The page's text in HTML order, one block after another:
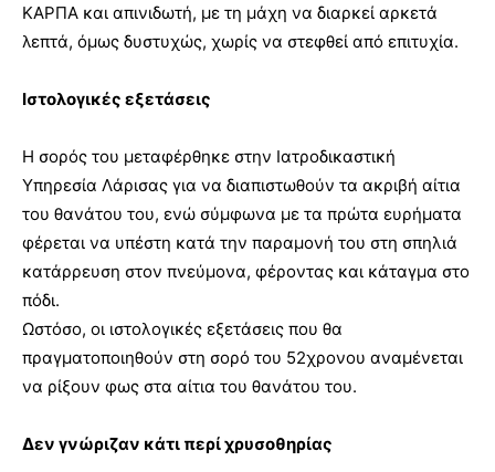
ΚΑΡΠΑ και απινιδωτή, με τη μάχη να διαρκεί αρκετά
λεπτά, όμως δυστυχώς, χωρίς να στεφθεί από επιτυχία.
Ιστολογικές εξετάσεις
Η σορός του μεταφέρθηκε στην Ιατροδικαστική
Υπηρεσία Λάρισας για να διαπιστωθούν τα ακριβή αίτια
του θανάτου του, ενώ σύμφωνα με τα πρώτα ευρήματα
φέρεται να υπέστη κατά την παραμονή του στη σπηλιά
κατάρρευση στον πνεύμονα, φέροντας και κάταγμα στο
πόδι.
Ωστόσο, οι ιστολογικές εξετάσεις που θα
πραγματοποιηθούν στη σορό του 52χρονου αναμένεται
να ρίξουν φως στα αίτια του θανάτου του.
Δεν γνώριζαν κάτι περί χρυσοθηρίας